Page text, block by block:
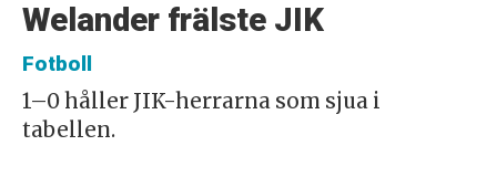
Welander frälste JIK
Fotboll
1–0 håller JIK-herrarna som sjua i
tabellen.